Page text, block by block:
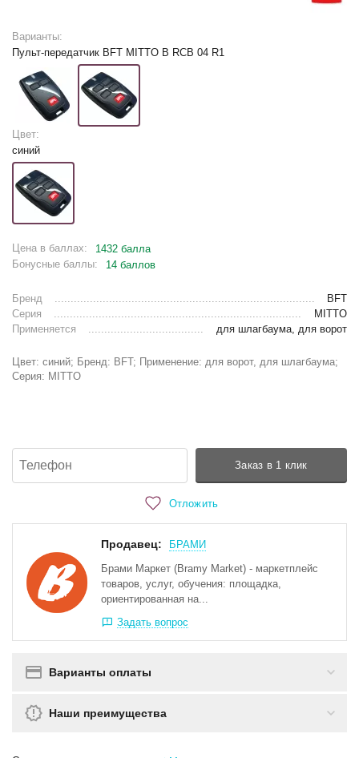
Варианты:
Пульт-передатчик BFT MITTO B RCB 04 R1
Цвет:
синий
Цена в баллах:
1432 балла
Бонусные баллы:
14 баллов
Бренд
BFT
Серия
MITTO
Применяется
для шлагбаума, для ворот
Цвет: синий; Бренд: BFT; Применение: для ворот, для шлагбаума;
Серия: MITTO
Заказ в 1 клик
Отложить
Продавец:
БРАМИ
Брами Маркет (Bramy Market) - маркетплейс
товаров, услуг, обучения: площадка,
ориентированная на...
Задать вопрос
Варианты оплаты
Наши преимущества